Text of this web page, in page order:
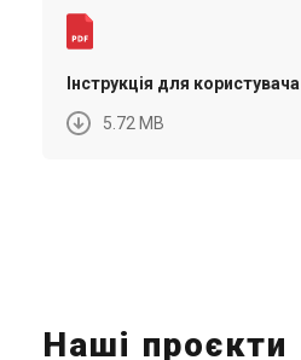
Інструкція для користувача
5.72 MB
Наші проєкти